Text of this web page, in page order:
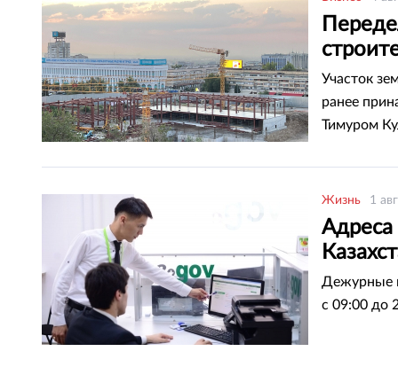
Участок
ранее
Тимуром
Жизнь 1
Дежурные
с 09:00 до